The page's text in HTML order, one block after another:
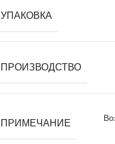
УПАКОВКА
ПРОИЗВОДСТВО
ПРИМЕЧАНИЕ